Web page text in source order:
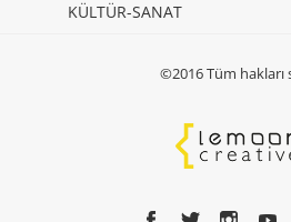
KÜLTÜR-SANAT
©2016 Tüm hakları